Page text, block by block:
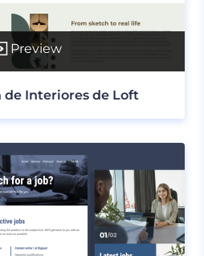
Preview
de Interiores de Loft